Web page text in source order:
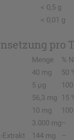
< 0,5 g
< 0,01 g
pro
Menge
%
40 mg
50
5 µg
100
56,3 mg
15
10 mg
100
3.000 mg–
Extrakt
144 mg
–